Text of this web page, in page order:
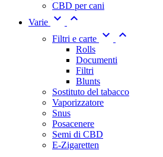
CBD per cani
Varie  
Filtri e carte  
Rolls
Documenti
Filtri
Blunts
Sostituto del tabacco
Vaporizzatore
Snus
Posacenere
Semi di CBD
E-Zigaretten